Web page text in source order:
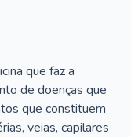
que faz a
de doenças que
que constituem
veias, capilares